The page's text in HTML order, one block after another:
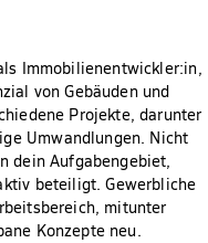
Immobilienentwickler:in,
von Gebäuden und
Projekte, darunter
Umwandlungen. Nicht
dein Aufgabengebiet,
beteiligt. Gewerbliche
mitunter
Konzepte neu.